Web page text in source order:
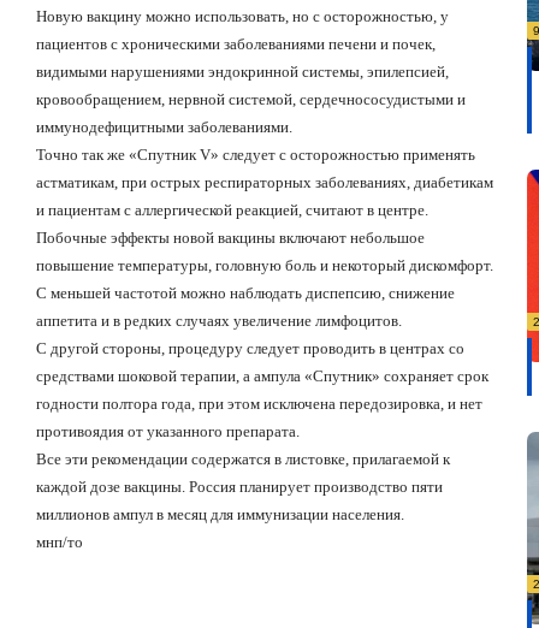
Новую вакцину можно использовать, но с осторожностью, у
пациентов с хроническими заболеваниями печени и почек,
видимыми нарушениями эндокринной системы, эпилепсией,
кровообращением, нервной системой, сердечнососудистыми и
иммунодефицитными заболеваниями.
Точно так же «СпутникV» следует с осторожностью применять
астматикам, при острых респираторных заболеваниях, диабетикам
и пациентам с аллергической реакцией, считают в центре.
Побочные эффекты новой вакцины включают небольшое
повышение температуры, головную боль и некоторый дискомфорт.
С меньшей частотой можно наблюдать диспепсию, снижение
аппетита и в редких случаях увеличение лимфоцитов.
С другой стороны, процедуру следует проводить в центрах со
средствами шоковой терапии, а ампула «Спутник» сохраняет срок
годности полтора года, при этом исключена передозировка, и нет
противоядия от указанного препарата.
Все эти рекомендации содержатся в листовке, прилагаемой к
каждой дозе вакцины. Россия планирует производство пяти
миллионов ампул в месяц для иммунизации населения.
мнп/то